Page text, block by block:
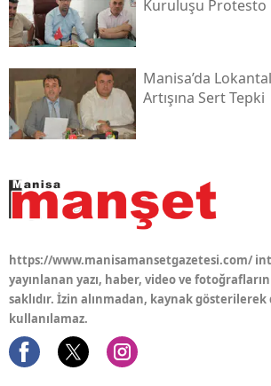
Kuruluşu Protesto
Manisa’da
Artışına Sert Tepki
https://www.manisamansetgazetesi.com/
yayınlanan yazı, haber, video ve
saklıdır. İzin alınmadan, kaynak gösterilerek
kullanılamaz.